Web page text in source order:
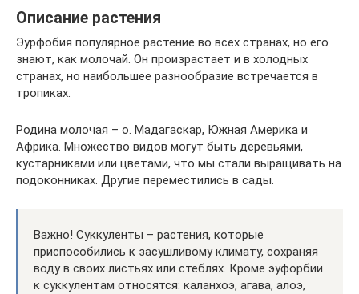
Описание растения
Эурфобия популярное растение во всех странах, но его
знают, как молочай. Он произрастает и в холодных
странах, но наибольшее разнообразие встречается в
тропиках.
Родина молочая – о. Мадагаскар, Южная Америка и
Африка. Множество видов могут быть деревьями,
кустарниками или цветами, что мы стали выращивать на
подоконниках. Другие переместились в сады.
Важно! Суккуленты – растения, которые
приспособились к засушливому климату, сохраняя
воду в своих листьях или стеблях. Кроме эуфорбии
к суккулентам относятся: каланхоэ, агава, алоэ,